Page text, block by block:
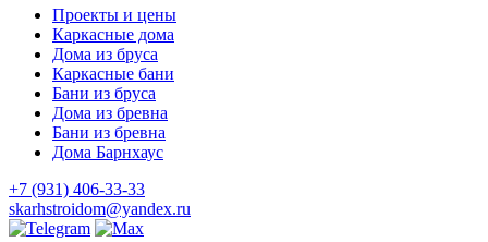
Проекты и цены
Каркасные дома
Дома из бруса
Каркасные бани
Бани из бруса
Дома из бревна
Бани из бревна
Дома Барнхаус
+7 (931) 406-33-33
skarhstroidom@yandex.ru